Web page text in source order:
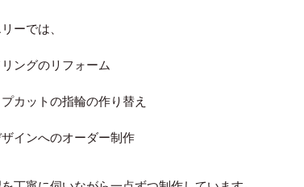
ーでは、
リングのリフォーム
カットの指輪の作り替え
ザインへのオーダー制作